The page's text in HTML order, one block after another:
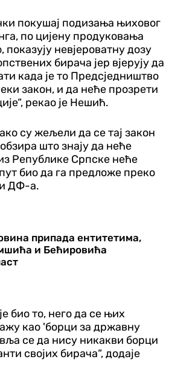
покушај подизања њиховог
по цијену продуковања
показују невјероватну дозу
бирача јер вјерују да
када је то Предсједништво
закон, и да неће прозрети
рекао је Нешић.
су жељели да се тај закон
што знају да неће
Републике Српске неће
био да га предложе преко
ДФ-а.
припада ентитетима,
и Бећировића
био то, него да се њих
као 'борци за државну
се да нису никакви борци
својих бирача“, додаје